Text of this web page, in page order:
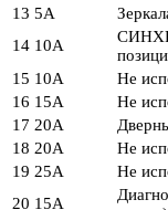
13 5А
14 10А
15 10А
Не
16 15А
Не
17 20А
18 20А
Не
19 25А
Не
20 15А